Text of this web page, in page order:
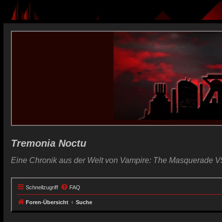
Tremonia Noctu
Eine Chronik aus der Welt von Vampire: The Masquerade
Schnellzugriff FAQ
Foren-Übersicht Suche